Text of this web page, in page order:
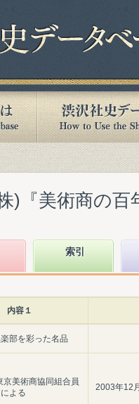
)『美術商の
索引
内容１
部を彩った名品
京美術商協同組合員
よる
2003年12